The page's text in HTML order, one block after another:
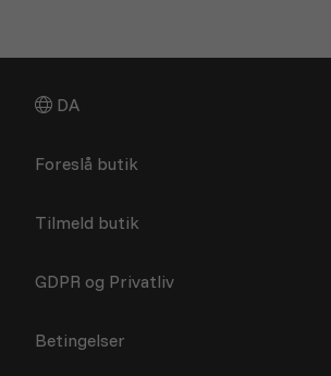
DA
Foreslå butik
Tilmeld butik
GDPR og Privatliv
Betingelser